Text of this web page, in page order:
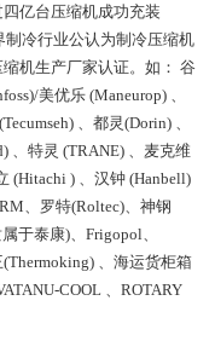
亿台压缩机成功充装
制冷行业公认为制冷压缩机
机生产厂家认证。如： 谷
美优乐 (Maneurop) 、
、都灵(Dorin) 、
、特灵 (TRANE) 、麦克维
(Hitachi ) 、汉钟 (Hanbell)
、罗特(Roltec)、神钢
于泰康)、Frigopol、
、海运货柜箱
COOL 、ROTARY